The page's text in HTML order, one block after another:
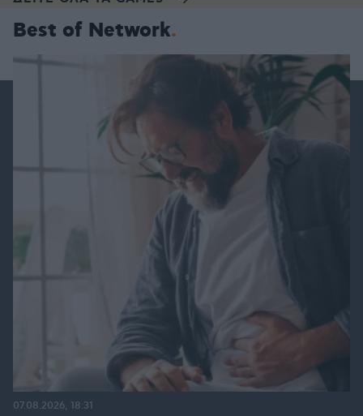
Best of Network
07.08.2026, 18:31